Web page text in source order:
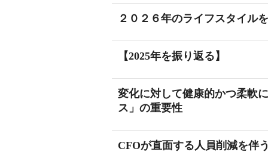
２０２６年のライフスタイル
【2025年を振り返る】
変化に対して健康的かつ柔軟
ス」の重要性
CFOが直面する人員削減を伴